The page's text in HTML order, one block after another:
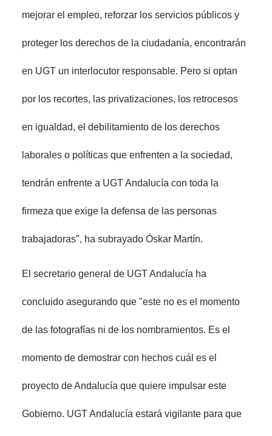
mejorar el empleo, reforzar los servicios públicos y
proteger los derechos de la ciudadanía, encontrarán
en UGT un interlocutor responsable. Pero si optan
por los recortes, las privatizaciones, los retrocesos
en igualdad, el debilitamiento de los derechos
laborales o políticas que enfrenten a la sociedad,
tendrán enfrente a UGT Andalucía con toda la
firmeza que exige la defensa de las personas
trabajadoras", ha subrayado Óskar Martín.
El secretario general de UGT Andalucía ha
concluido asegurando que "este no es el momento
de las fotografías ni de los nombramientos. Es el
momento de demostrar con hechos cuál es el
proyecto de Andalucía que quiere impulsar este
Gobierno. UGT Andalucía estará vigilante para que